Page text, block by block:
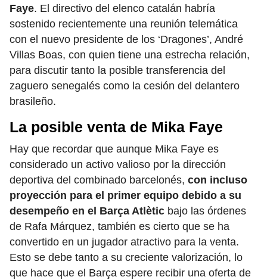
Faye. El directivo del elenco catalán habría
sostenido recientemente una reunión telemática
con el nuevo presidente de los ‘Dragones’, André
Villas Boas, con quien tiene una estrecha relación,
para discutir tanto la posible transferencia del
zaguero senegalés como la cesión del delantero
brasileño.
La posible venta de Mika Faye
Hay que recordar que aunque Mika Faye es
considerado un activo valioso por la dirección
deportiva del combinado barcelonés, con incluso
proyección para el primer equipo debido a su
desempeño en el Barça Atlètic bajo las órdenes
de Rafa Márquez, también es cierto que se ha
convertido en un jugador atractivo para la venta.
Esto se debe tanto a su creciente valorización, lo
que hace que el Barça espere recibir una oferta de